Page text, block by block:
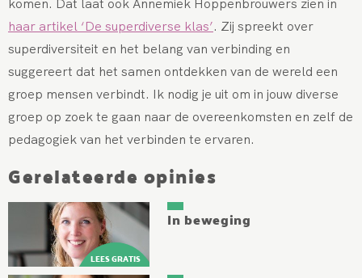
haar artikel ‘De superdiverse klas’. Zij spreekt over
superdiversiteit en het belang van verbinding en
suggereert dat het samen ontdekken van de wereld een
groep mensen verbindt. Ik nodig je uit om in jouw diverse
groep op zoek te gaan naar de overeenkomsten en zelf de
pedagogiek van het verbinden te ervaren.
Gerelateerde opinies
In beweging